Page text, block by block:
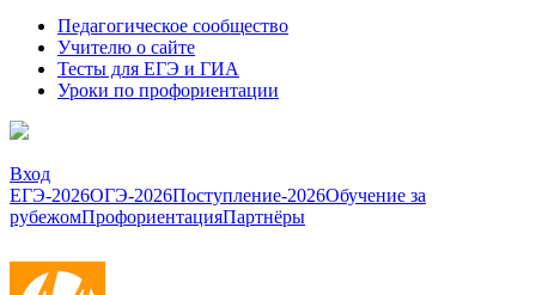
Педагогическое сообщество
Учителю о сайте
Тесты для ЕГЭ и ГИА
Уроки по профориентации
Вход
ЕГЭ-2026ОГЭ-2026Поступление-2026Обучение за
рубежомПрофориентацияПартнёры